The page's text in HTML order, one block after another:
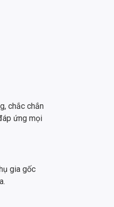
chắc chắn
ứng mọi
gia gốc